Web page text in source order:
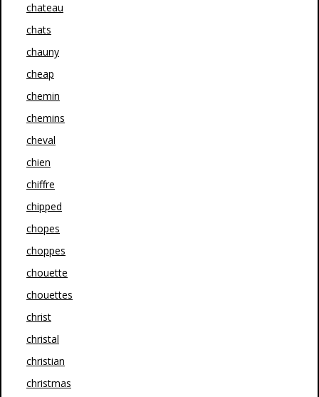
chateau
chats
chauny
cheap
chemin
chemins
cheval
chien
chiffre
chipped
chopes
choppes
chouette
chouettes
christ
christal
christian
christmas